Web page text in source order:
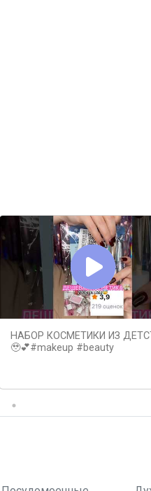
НАБОР КОСМЕТИКИ ИЗ
🥹💕#makeup #beauty